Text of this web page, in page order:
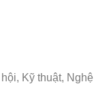
Kỹ thuật, Nghệ